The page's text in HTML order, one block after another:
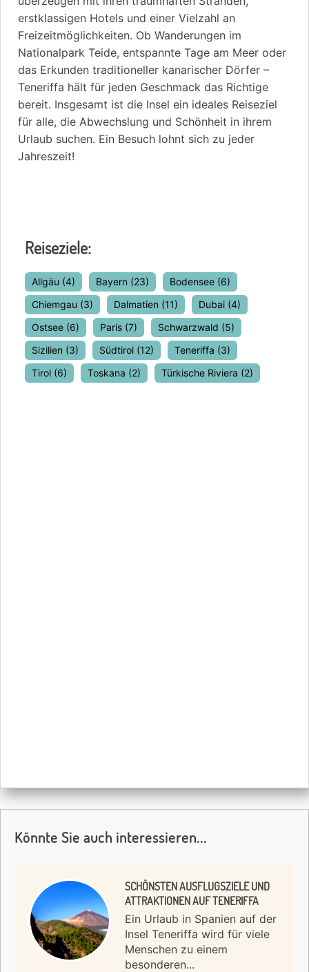
erstklassigen Hotels und einer Vielzahl an
Freizeitmöglichkeiten. Ob Wanderungen im
Nationalpark Teide, entspannte Tage am Meer oder
das Erkunden traditioneller kanarischer Dörfer –
Teneriffa hält für jeden Geschmack das Richtige
bereit. Insgesamt ist die Insel ein ideales Reiseziel
für alle, die Abwechslung und Schönheit in ihrem
Urlaub suchen. Ein Besuch lohnt sich zu jeder
Jahreszeit!
Reiseziele:
Allgäu (4) Bayern (23) Bodensee (6)
Chiemgau (3) Dalmatien (11) Dubai (4)
Ostsee (6) Paris (7) Schwarzwald (5)
Sizilien (3) Südtirol (12) Teneriffa (3)
Tirol (6) Toskana (2) Türkische Riviera (2)
Könnte Sie auch interessieren...
SCHÖNSTEN AUSFLUGSZIELE UND
ATTRAKTIONEN AUF TENERIFFA
Ein Urlaub in Spanien auf der
Insel Teneriffa wird für viele
Menschen zu einem
besonderen...